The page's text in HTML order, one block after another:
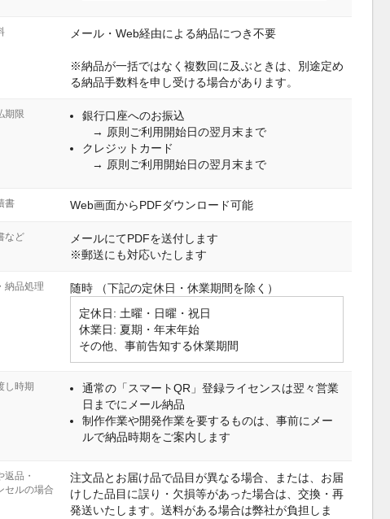
メール・Web経由による納品につき不要
※納品が一括ではなく複数回に及ぶときは、別途定め
る納品手数料を申し受ける場合があります。
期限
銀行口座へのお振込
→ 原則ご利用開始日の翌月末まで
クレジットカード
→ 原則ご利用開始日の翌月末まで
書 Web画面からPDFダウンロード可能
など
メールにてPDFを送付します
※郵送にも対応いたします
納品処理
随時 （下記の定休日・休業期間を除く）
定休日: 土曜・日曜・祝日
休業日: 夏期・年末年始
その他、事前告知する休業期間
し時期
通常の「スマートQR」登録ライセンスは翌々営業
日までにメール納品
制作作業や開発作業を要するものは、事前にメー
ルで納品時期をご案内します
返品・
セルの場合
注文品とお届け品で品目が異なる場合、または、お届
けした品目に誤り・欠損等があった場合は、交換・再
発送いたします。送料がある場合は弊社が負担しま